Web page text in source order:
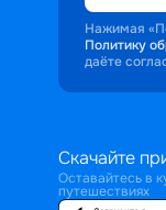
Нажимая
Политику
даёте
Скачайте
Оставайтесь в
путешествиях